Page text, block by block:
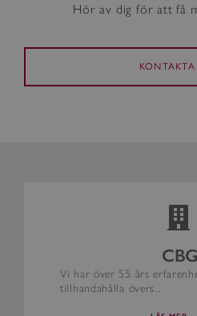
Hör av dig för att få
KONTAKTA
CBG
Vi har över 55 års
tillhandahålla övers...